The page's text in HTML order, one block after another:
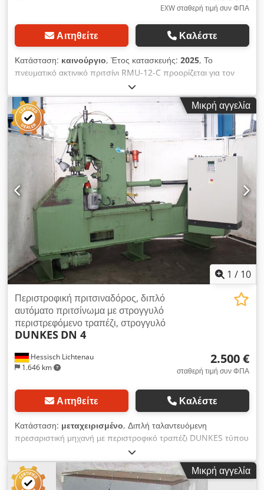
EXW σταθερή τιμή συν ΦΠΑ
Αιτηθείτε Καλέστε
Κατάσταση: καινούργιο, Έτος κατασκευής: 2025, Το
πνευματικό ακτινικό πριτσίνι RMU-12-C προορίζεται για τον
διαμόρφωση κεφαλών σε συμπαγή χαλύβδινα πριτσίνια
διαμέτρου 2...12 mm και σε χαλύβδινα σωληνωτά πριτσίνια
διαστάσεων 4x1...14x1 mm. 1. Διάμετρος συμπαγών
χαλύβδινων πριτσινιών – 2...12 mm. 2. Διάμετρος κοίλων
χαλύβδινων πριτσινιών – 4...14 mm. 3. Διαδρομή κεφαλής
πριτσινιού – 20 mm. 4. Χρόνος κατασκευής μιας πριτσινωτής
σύνδεσης – 1...10 δευτ. 5. Ισχύς κινητήρα – 0,75 kW. 6. Τάση –
220/380 V 50 Hz. 7. Εργασιακή πίεση – 3...6 bar. 8. Βάρος –
100...120 kg. Με αυτό το πριτσινωτικό μηχάνημα μπορούν να
κατασκευαστούν τόσο κινητές όσο και σταθερές πριτσινωτές
συνδέσεις. Το κόστος του μηχανήματος δεν περιλαμβάνει το
κόστος μήτρας και τα έξοδα αποστολής. Djdjfvztuopfx Akveck
Μικρή αγγελία
1 / 10
Hessisch Lichtenau
1.646 km
Περιστροφική πριτσιναδόρος, διπλό
αυτόματο πριτσίνωμα με στρογγυλό
περιστρεφόμενο τραπέζι, στρογγυλό
DUNKES DN 4
2.500 €
σταθερή τιμή συν ΦΠΑ
Αιτηθείτε Καλέστε
Κατάσταση: μεταχειρισμένο, Διπλή ταλαντευόμενη
πρεσαριστική μηχανή με περιστροφικό τραπέζι DUNKES τύπου
DN 4 Dcodpfx Akjdzp T Njvek Περιστροφικό τραπέζι με
σύστημα ελέγχου SIEMENS Αρ. μηχανής: P 81 - 5458 Έτος
κατασκευής: 1982 / 2009 Διάμετρος άξονα πριτσίνι: μέγ. 12
mm Διάμετρος άξονα εργαλείου: 16 mm Βάθος εργασίας: 190
Μικρή αγγελία